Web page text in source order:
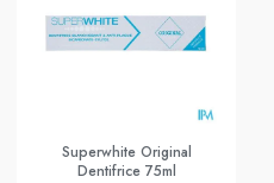
Superwhite Original
Dentifrice 75ml